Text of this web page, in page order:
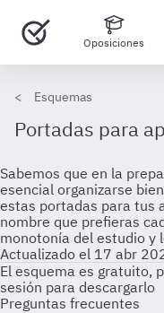
Oposiciones
Esquemas
Portadas para
Sabemos que en la
esencial organizarse
estas portadas para tus
nombre que prefieras
monotonía del estudio y
Actualizado el 17 abr
El esquema es gratuito,
sesión para descargarlo
Preguntas frecuentes